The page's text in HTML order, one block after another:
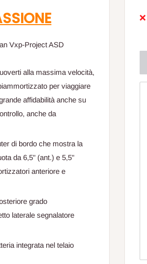
Vxp-Project ASD
alla massima velocità,
per viaggiare
affidabilità anche su
anche da
di bordo che mostra la
da 6,5" (ant.) e 5,5"
anteriore e
grado
laterale segnalatore
integrata nel telaio